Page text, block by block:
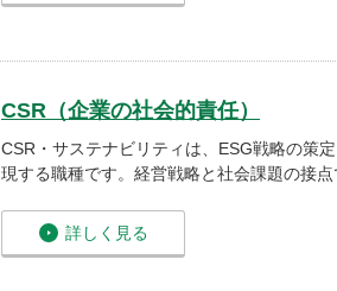
CSR（企業の社会的責任）
CSR・サステナビリティは、ESG戦略の策
現する職種です。経営戦略と社会課題の接
詳しく見る